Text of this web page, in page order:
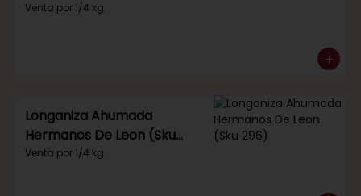
Venta por 1/4 kg.
Longaniza Ahumada
Hermanos De Leon (Sku
296)
Venta por 1/4 kg.